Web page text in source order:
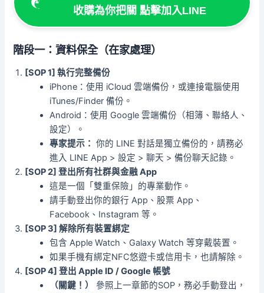
收購為你把關 點擊加入LINE
階段一：資料保全（在家處理）
[SOP 1] 執行完整備份
iPhone：使用 iCloud 雲端備份，或連接電腦使用
iTunes/Finder 備份。
Android：使用 Google 雲端備份（相簿、聯絡人、
設定）。
專家提示： 你的 LINE 對話是獨立備份的，請務必
進入 LINE App > 設定 > 聊天 > 備份聊天記錄。
[SOP 2] 登出所有社群與金融 App
這是一個「雙重保險」的專業動作。
請手動登出你的銀行 App、股票 App、
Facebook、Instagram 等。
[SOP 3] 解除所有裝置綁定
包含 Apple Watch、Galaxy Watch 等穿戴裝置。
如果手機有綁定NFC悠遊卡或信用卡，也請解除。
[SOP 4] 登出 Apple ID / Google 帳號
（關鍵！）
參照上一章節的SOP，務必手動登出，